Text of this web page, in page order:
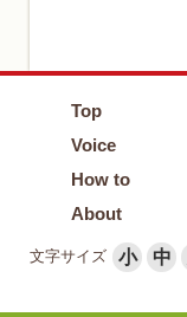
Top
Voice
How to
About
文字サイズ
小 中